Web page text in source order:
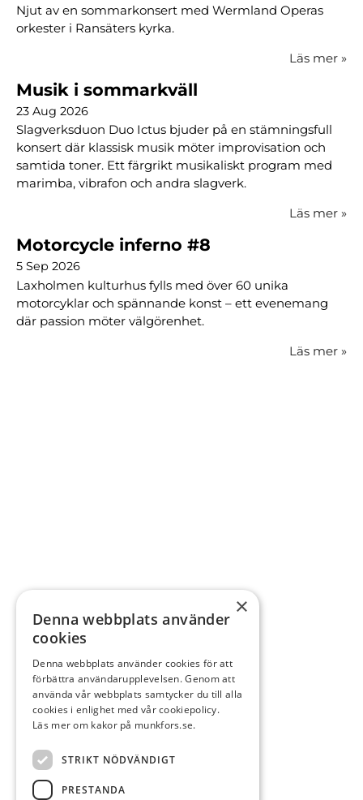
Njut av en sommarkonsert med Wermland Operas
orkester i Ransäters kyrka.
Läs mer »
Musik i sommarkväll
23 Aug 2026
Slagverksduon Duo Ictus bjuder på en stämningsfull
konsert där klassisk musik möter improvisation och
samtida toner. Ett färgrikt musikaliskt program med
marimba, vibrafon och andra slagverk.
Läs mer »
Motorcycle inferno #8
5 Sep 2026
Laxholmen kulturhus fylls med över 60 unika
motorcyklar och spännande konst – ett evenemang
där passion möter välgörenhet.
Läs mer »
×
Denna webbplats använder
cookies
Denna webbplats använder cookies för att
förbättra användarupplevelsen. Genom att
använda vår webbplats samtycker du till alla
cookies i enlighet med vår cookiepolicy.
Läs mer om kakor på munkfors.se.
STRIKT NÖDVÄNDIGT
PRESTANDA